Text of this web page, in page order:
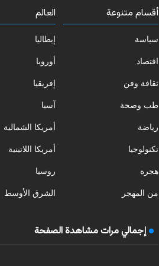
أقسام متنوعة
سياسة
اقتصاد
ثقافة وفن
طب وصحة
رياضة
تكنولوجيا
هجرة
من المهجر
العالم
إيطاليا
أوروبا
إفريقيا
آسيا
أمريكا الشمالية
أمريكا اللاتينية
روسيا
الشرق الأوسط
إجمالي مرات مشاهدة الصفحة